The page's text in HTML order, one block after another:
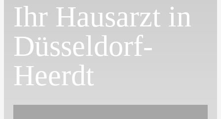
Ihr Hausarzt in
Düsseldorf-
Heerdt